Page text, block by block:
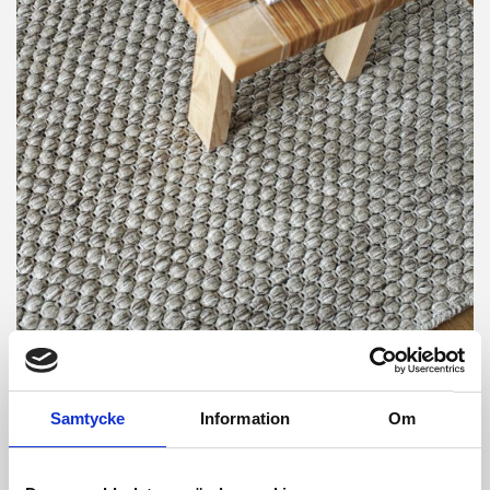
Samtycke Information Om